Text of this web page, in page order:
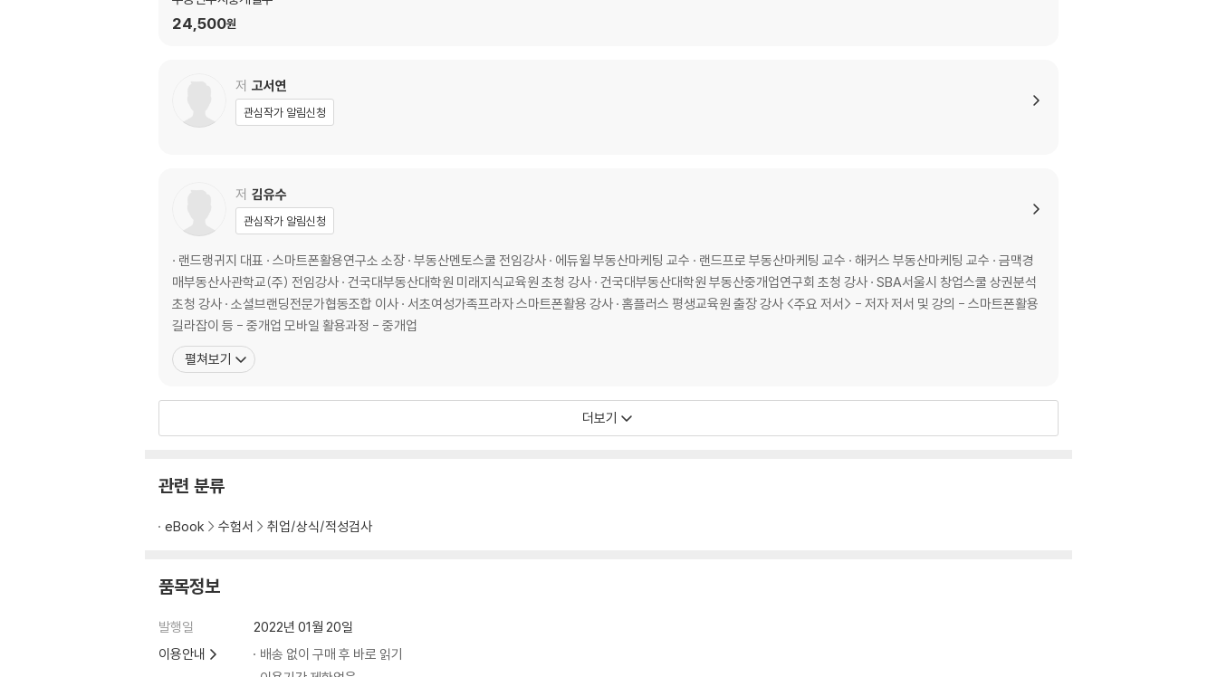
제5강 도시·군기본계획
제6강 광역교통비전
Part 5 품격있는 리더들의 '나'를 어필하는 스피치메이킹
제3절 풍부하고 울림이 있는 목소리 - 공명법
제4절 정확한 발음 훈련
제5절 효과적인 프레젠테이션을 위한 목소리 연출
제7절 톡톡 튀는 의사전달능력
제8절 방송인터뷰 요령
제9절 상황별 스피치 전략
제10절 스피치 실습용 대본
4 통계의 기술 - 통계의 빈틈과 오류로 이성적 확신을 심어주라.
6 오프닝으로 승부보는 입떼기 기술
8 한마디로 제압하는 단언의 기술
9 가격 저항력을 없애는 쩐의 기술
10 당연함이 이기는 상식의 기술 (+예시의 기술)
12 미래를 그려주는 연상의 기술
24,500원
저 고서연
관심작가 알림신청
저 김유수
관심작가 알림신청
· 랜드랭귀지 대표 · 스마트폰활용연구소 소장 · 부동산멘토스쿨 전임강사 · 에듀윌 부동산마케팅 교수 · 랜드프로 부동산마케팅 교수 · 해커스 부동산마케팅 교수 · 금맥경
매부동산사관학교(주) 전임강사 · 건국대부동산대학원 미래지식교육원 초청 강사 · 건국대부동산대학원 부동산중개업연구회 초청 강사 · SBA서울시 창업스쿨 상권분석
초청 강사 · 소셜브랜딩전문가협동조합 이사 · 서초여성가족프라자 스마트폰활용 강사 · 홈플러스 평생교육원 출장 강사 <주요 저서> - 저자 저서 및 강의 - 스마트폰활용
길라잡이 등 - 중개업 모바일 활용과정 - 중개업
펼쳐보기
더보기
관련 분류
eBook 수험서 취업/상식/적성검사
품목정보
발행일
2022년 01월 20일
이용안내
배송 없이 구매 후 바로 읽기